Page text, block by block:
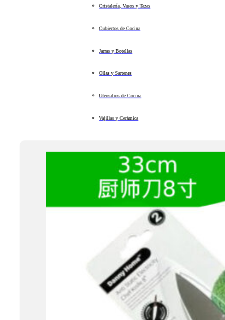
Cristalería, Vasos y Tazas
Cubiertos de Cocina
Jarras y Botellas
Ollas y Sartenes
Utensilios de Cocina
Vajillas y Cerámica